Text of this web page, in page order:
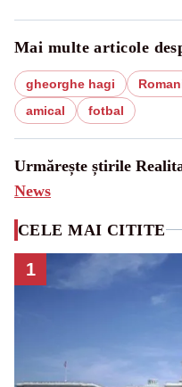
Mai multe articole
gheorghe hagi
amical
fotbal
Urmărește știrile
News
CELE MAI CITITE
1